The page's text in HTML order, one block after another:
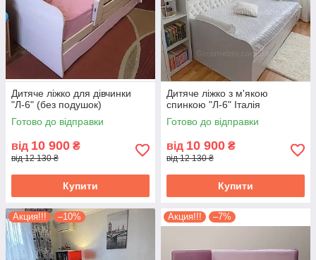
Дитяче ліжко для дівчинки
"Л-6" (без подушок)
Готово до відправки
від 10 900 ₴
від 12 130 ₴
Купити
Дитяче ліжко з м'якою
спинкою "Л-6" Італія
Готово до відправки
від 10 900 ₴
від 12 130 ₴
Купити
Акция!!! –10% Акция!!! –7%